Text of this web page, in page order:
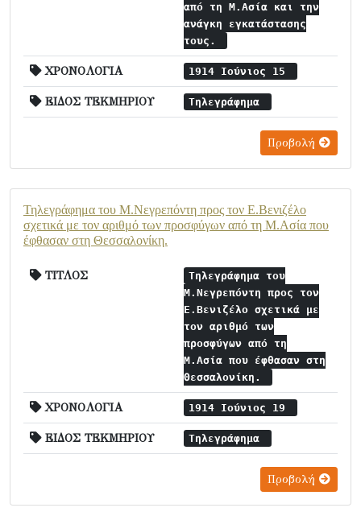
από τη Μ.Ασία και την
ανάγκη εγκατάστασης
τους.
ΧΡΟΝΟΛΟΓΙΑ 1914 Ιούνιος 15
ΕΙΔΟΣ ΤΕΚΜΗΡΙΟΥ Τηλεγράφημα
Προβολή
Τηλεγράφημα του Μ.Νεγρεπόντη προς τον Ε.Βενιζέλο
σχετικά με τον αριθμό των προσφύγων από τη Μ.Ασία που
έφθασαν στη Θεσσαλονίκη.
ΤΙΤΛΟΣ
Τηλεγράφημα του
Μ.Νεγρεπόντη προς τον
Ε.Βενιζέλο σχετικά με
τον αριθμό των
προσφύγων από τη
Μ.Ασία που έφθασαν στη
Θεσσαλονίκη.
ΧΡΟΝΟΛΟΓΙΑ 1914 Ιούνιος 19
ΕΙΔΟΣ ΤΕΚΜΗΡΙΟΥ Τηλεγράφημα
Προβολή